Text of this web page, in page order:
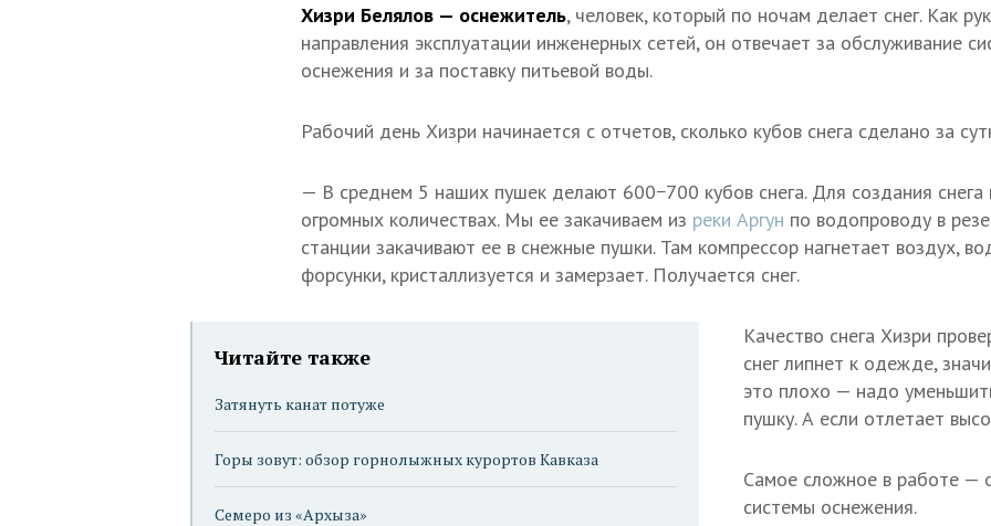
Хизри Белялов — оснежитель, человек, который по ночам делает снег. Как
направления эксплуатации инженерных сетей, он отвечает за обслуживание
оснежения и за поставку питьевой воды.
Рабочий день Хизри начинается с отчетов, сколько кубов снега сделано за
— В среднем 5 наших пушек делают 600−700 кубов снега. Для создания снега
огромных количествах. Мы ее закачиваем из реки Аргун по водопроводу в
станции закачивают ее в снежные пушки. Там компрессор нагнетает воздух,
форсунки, кристаллизуется и замерзает. Получается снег.
Читайте также
Затянуть канат потуже
Горы зовут: обзор горнолыжных курортов Кавказа
Семеро из «Архыза»
Качество снега Хизри
снег липнет к одежде,
это плохо — надо
пушку. А если отлетает
Самое сложное в работе —
системы оснежения.